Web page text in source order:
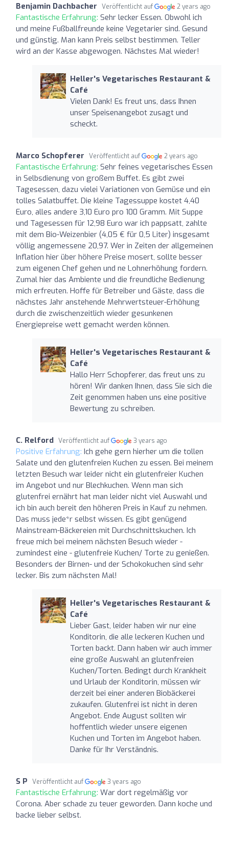
Benjamin Dachbacher Veröffentlicht auf 2 years ago
Fantastische Erfahrung: Sehr lecker Essen. Obwohl ich
und meine Fußballfreunde keine Vegetarier sind. Gesund
und günstig. Man kann Preis selbst bestimmen. Teller
wird an der Kasse abgewogen. Nächstes Mal wieder!
Heller's Vegetarisches Restaurant &
Café
Vielen Dank! Es freut uns, dass Ihnen
unser Speisenangebot zusagt und
scheckt.
Marco Schopferer Veröffentlicht auf 2 years ago
Fantastische Erfahrung: Sehr feines vegetarisches Essen
in Selbsdienung von großem Buffet. Es gibt zwei
Tagesessen, dazu vielei Variationen von Gemüse und ein
tolles Salatbuffet. Die kleine Tagessuppe kostet 4,40
Euro, alles andere 3,10 Euro pro 100 Gramm. Mit Suppe
und Tagesessen für 12,98 Euro war ich pappsatt, zahlte
mit dem Bio-Weizenbier (4,05 € für 0,5 Liter) insgesamt
völlig angemessene 20,97. Wer in Zeiten der allgemeinen
Inflation hier über höhere Preise mosert, sollte besser
zum eigenen Chef gehen und ne Lohnerhöhung fordern.
Zumal hier das Ambiente und die freundliche Bedienung
mich erfreuten. Hoffe für Betreiber und Gäste, dass die
nächstes Jahr anstehende Mehrwertsteuer-Erhöhung
durch die zwischenzeitlich wieder gesunkenen
Energiepreise wett gemacht werden können.
Heller's Vegetarisches Restaurant &
Café
Hallo Herr Schopferer, das freut uns zu
hören! Wir danken Ihnen, dass Sie sich die
Zeit genommen haben uns eine positive
Bewertung zu schreiben.
C. Relford Veröffentlicht auf 3 years ago
Positive Erfahrung: Ich gehe gern hierher um die tollen
Salate und den glutenfreien Kuchen zu essen. Bei meinem
letzten Besuch war leider nicht ein glutenfreier Kuchen
im Angebot und nur Blechkuchen. Wenn man sich
glutenfrei ernährt hat man leider nicht viel Auswahl und
ich bin auch bereit den höheren Preis in Kauf zu nehmen.
Das muss jede*r selbst wissen. Es gibt genügend
Mainstream-Bäckereien mit Durchschnittskuchen. Ich
freue mich bei meinem nächsten Besuch wieder -
zumindest eine - glutenfreie Kuchen/ Torte zu genießen.
Besonders der Birnen- und der Schokokuchen sind sehr
lecker. Bis zum nächsten Mal!
Heller's Vegetarisches Restaurant &
Café
Lieber Gast, leider haben wir nur eine
Konditorin, die alle leckeren Kuchen und
Torten backt. Dann haben wir auch immer
eine große Auswahl an glutenfreien
Kuchen/Torten. Bedingt durch Krankheit
und Urlaub der Konditorin, müssen wir
derzeit bei einer anderen Biobäckerei
zukaufen. Glutenfrei ist nicht in deren
Angebot. Ende August sollten wir
hoffentlich wieder unsere eigenen
Kuchen und Torten im Angebot haben.
Danke für Ihr Verständnis.
S P Veröffentlicht auf 3 years ago
Fantastische Erfahrung: War dort regelmäßig vor
Corona. Aber schade zu teuer geworden. Dann koche und
backe lieber selbst.